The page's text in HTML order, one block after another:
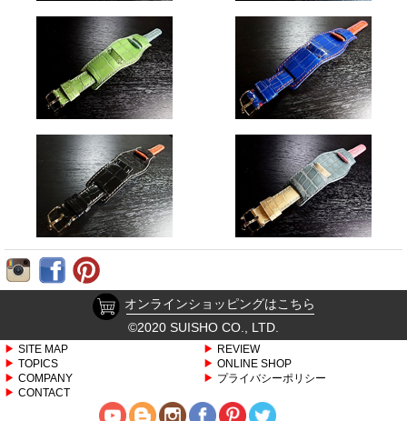
オンラインショッピングはこちら
©2020 SUISHO CO., LTD.
SITE MAP
TOPICS
REVIEW
ONLINE SHOP
COMPANY
CONTACT
プライバシーポリシー